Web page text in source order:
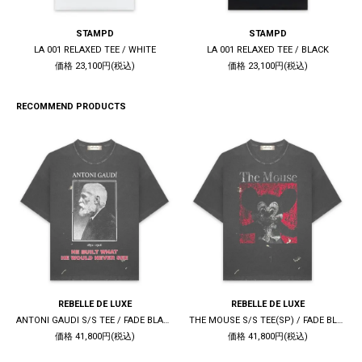
STAMPD
LA 001 RELAXED TEE / WHITE
価格 23,100円(税込)
STAMPD
LA 001 RELAXED TEE / BLACK
価格 23,100円(税込)
RECOMMEND PRODUCTS
REBELLE DE LUXE
ANTONI GAUDI S/S TEE / FADE BLACK
価格 41,800円(税込)
REBELLE DE LUXE
THE MOUSE S/S TEE(SP) / FADE BLACK
価格 41,800円(税込)